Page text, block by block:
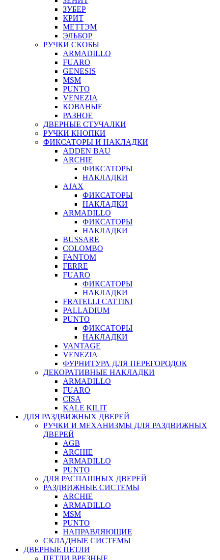
ЗУБЕР
КРИТ
МЕТТЭМ
ЭЛЬБОР
РУЧКИ СКОБЫ
ARMADILLO
FUARO
GENESIS
MSM
PUNTO
VENEZIA
КОВАНЫЕ
РАЗНОЕ
ДВЕРНЫЕ СТУЧАЛКИ
РУЧКИ КНОПКИ
ФИКСАТОРЫ И НАКЛАДКИ
ADDEN BAU
ARCHIE
ФИКСАТОРЫ
НАКЛАДКИ
AJAX
ФИКСАТОРЫ
НАКЛАДКИ
ARMADILLO
ФИКСАТОРЫ
НАКЛАДКИ
BUSSARE
COLOMBO
FANTOM
FERRE
FUARO
ФИКСАТОРЫ
НАКЛАДКИ
FRATELLI CATTINI
PALLADIUM
PUNTO
ФИКСАТОРЫ
НАКЛАДКИ
VANTAGE
VENEZIA
ФУРНИТУРА ДЛЯ ПЕРЕГОРОДОК
ДЕКОРАТИВНЫЕ НАКЛАДКИ
ARMADILLO
FUARO
CISA
KALE KILIT
ДЛЯ РАЗДВИЖНЫХ ДВЕРЕЙ
РУЧКИ И МЕХАНИЗМЫ ДЛЯ РАЗДВИЖНЫХ
ДВЕРЕЙ
AGB
ARCHIE
ARMADILLO
PUNTO
ДЛЯ РАСПАШНЫХ ДВЕРЕЙ
РАЗДВИЖНЫЕ СИСТЕМЫ
ARCHIE
ARMADILLO
MSM
PUNTO
НАПРАВЛЯЮЩИЕ
СКЛАДНЫЕ СИСТЕМЫ
ДВЕРНЫЕ ПЕТЛИ
ПЕТЛИ ВРЕЗНЫЕ